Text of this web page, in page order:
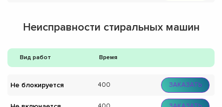
Неисправности стиральных машин
Вид работ Время
Не блокируется 400 ЗАКАЗАТЬ